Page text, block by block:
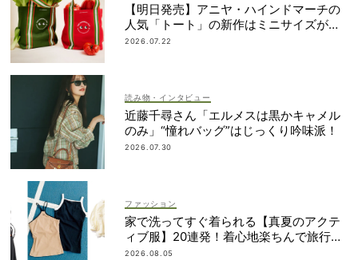
【明日発売】アニヤ・ハインドマーチの
人気「トート」の新作はミニサイズがセ
ット！
2026.07.22
読み物・インタビュー
近藤千尋さん「エルメスは黒かキャメル
のみ」“憧れバッグ”はじっくり吟味派！
2026.07.30
ファッション
家で洗ってすぐ着られる【真夏のアクテ
ィブ服】20連発！着心地楽ちんで旅行・
帰省にも◎
2026.08.05